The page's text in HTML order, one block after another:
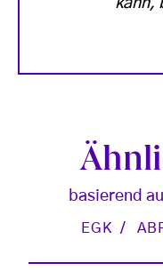
kann,
basierend
EGK